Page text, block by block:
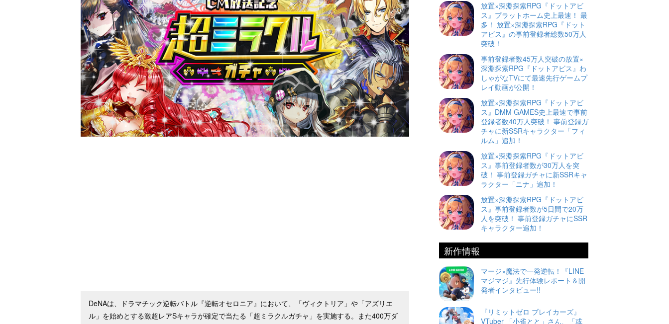
DeNAは、ドラマチック逆転バトル『逆転オセロニア』において、「ヴィクトリア」や「アズリエ
ル」を始めとする激超レアSキャラが確定で当たる「超ミラクルガチャ」を実施する。また400万ダ
放置×深淵探索RPG『ドットアビ
ス』プラットホーム史上最速！ 最
多！ 放置×深淵探索RPG『ドット
アビス』の事前登録者総数50万人
突破！
事前登録者数45万人突破の放置×
深淵探索RPG『ドットアビス』わ
しゃがなTVにて最速先行ゲームプ
レイ動画が公開！
放置×深淵探索RPG『ドットアビ
ス』DMM GAMES史上最速で事前
登録者数40万人突破！ 事前登録ガ
チャに新SSRキャラクター「フィ
ルム」追加！
放置×深淵探索RPG『ドットアビ
ス』事前登録者数が30万人を突
破！ 事前登録ガチャに新SSRキャ
ラクター「ニナ」追加！
放置×深淵探索RPG『ドットアビ
ス』事前登録者数が5日間で20万
人を突破！ 事前登録ガチャにSSR
キャラクター追加！
新作情報
マージ×魔法で一発逆転！『LINE
マジマジ』先行体験レポート＆開
発者インタビュー!!
『リミットゼロ ブレイカーズ』
VTuber 「小雀とと」さん、「或